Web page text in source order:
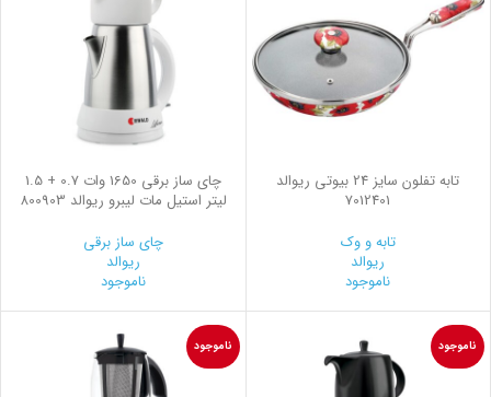
تابه تفلون سایز 24 بیوتی ریوالد
7012401
تابه و وک
ریوالد
ناموجود
چای ساز برقی 1650 وات 0.7 + 1.5
لیتر استیل مات ليبرو ریوالد 800903
چای ساز برقی
ریوالد
ناموجود
ناموجود ناموجود